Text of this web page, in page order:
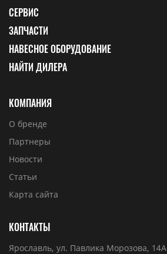
СЕРВИС
ЗАПЧАСТИ
НАВЕСНОЕ ОБОРУДОВАНИЕ
НАЙТИ ДИЛЕРА
КОМПАНИЯ
О бренде
Партнеры
Новости
Статьи
Карта сайта
КОНТАКТЫ
Ярославль, ул. Павлика Морозова, 14А